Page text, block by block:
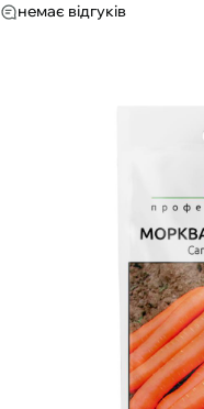
немає відгуків